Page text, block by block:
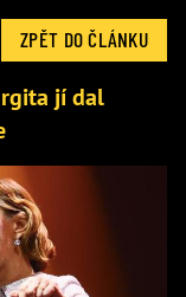
ZPĚT DO ČLÁNKU
jí dal